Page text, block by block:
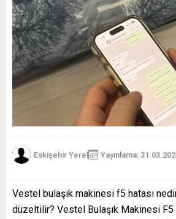
Eskişehir Yerel Yayınlama:
Vestel bulaşık makinesi f5 hatası
düzeltilir? Vestel Bulaşık Makinesi